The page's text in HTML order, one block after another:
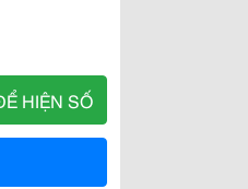
HIỆN SỐ